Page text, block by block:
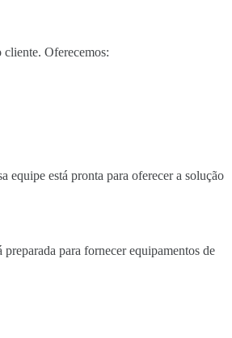
cliente. Oferecemos:
está pronta para oferecer a solução
para fornecer equipamentos de